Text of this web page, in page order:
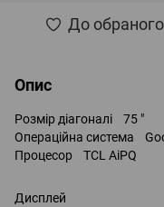
До обраного
Опис
Розмір діагоналі 75 "
Операційна система
Процесор TCL AiPQ
Дисплей